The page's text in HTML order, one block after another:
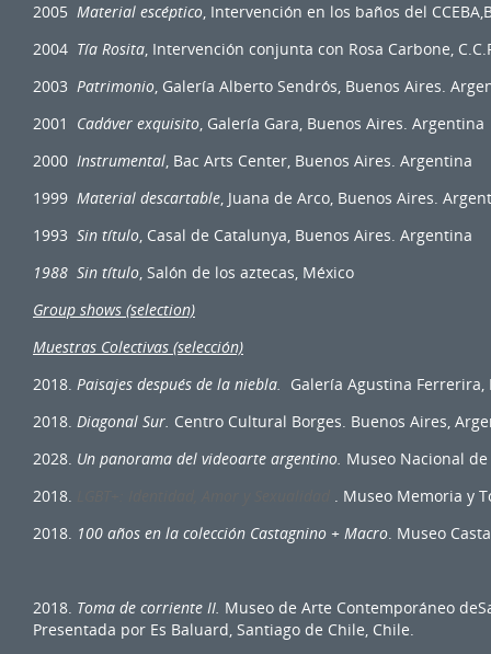
2005 Material escéptico, Intervención en los baños del
2004 Tía Rosita, Intervención conjunta con Rosa Carbone,
2003 Patrimonio, Galería Alberto Sendrós, Buenos Aires.
2001 Cadáver exquisito, Galería Gara, Buenos Aires. Argentina
2000 Instrumental, Bac Arts Center, Buenos Aires. Argentina
1999 Material descartable, Juana de Arco, Buenos Aires.
1993 Sin título, Casal de Catalunya, Buenos Aires. Argentina
1988 Sin título, Salón de los aztecas, México
Group shows (selection)
Muestras Colectivas (selección)
2018. Paisajes después de la niebla. Galería Agustina Ferrerira,
2018. Diagonal Sur. Centro Cultural Borges. Buenos Aires,
2028. Un panorama del videoarte argentino. Museo Nacional
2018.
. Museo Memoria y
2018. 100 años en la colección Castagnino + Macro. Museo
2018. Toma de corriente II. Museo de Arte Contemporáneo
Presentada por Es Baluard, Santiago de Chile, Chile.